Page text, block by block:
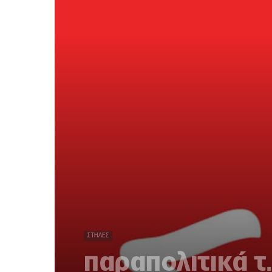
ΣΤΉΛΕΣ
παραπολιτικά